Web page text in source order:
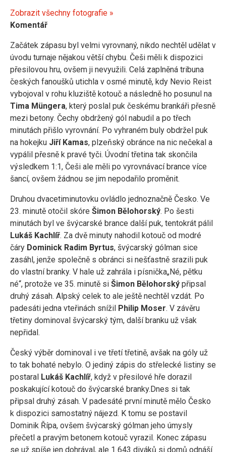
Zobrazit všechny fotografie »
Komentář
Začátek zápasu byl velmi vyrovnaný, nikdo nechtěl udělat v
úvodu turnaje nějakou větší chybu. Češi měli k dispozici
přesilovou hru, ovšem ji nevyužili. Celá zaplněná tribuna
českých fanoušků utichla v osmé minutě, kdy Nevio Reist
vybojoval v rohu kluziště kotouč a následně ho posunul na
Tima Müngera, který poslal puk českému brankáři přesně
mezi betony. Čechy obdržený gól nabudil a po třech
minutách přišlo vyrovnání. Po vyhraném buly obdržel puk
na hokejku Jiří Kamas, plzeňský obránce na nic nečekal a
vypálil přesně k pravé tyči. Úvodní třetina tak skončila
výsledkem 1:1, Češi ale měli po vyrovnávací brance více
šancí, ovšem žádnou se jim nepodařilo proměnit.
Druhou dvacetiminutovku ovládlo jednoznačně Česko. Ve
23. minutě otočil skóre Šimon Bělohorský. Po šesti
minutách byl ve švýcarské brance další puk, tentokrát pálil
Lukáš Kachlíř. Za dvě minuty nahodil kotouč od modré
čáry Dominick Radim Byrtus, švýcarský gólman sice
zasáhl, jenže společně s obránci si nešťastně srazili puk
do vlastní branky. V hale už zahrála i písnička„Né, pětku
né“, protože ve 35. minutě si Šimon Bělohorský připsal
druhý zásah. Alpský celek to ale ještě nechtěl vzdát. Po
padesáti jedna vteřinách snížil Philip Moser. V závěru
třetiny dominoval švýcarský tým, další branku už však
nepřidal.
Český výběr dominoval i ve třetí třetině, avšak na góly už
to tak bohaté nebylo. O jediný zápis do střelecké listiny se
postaral Lukáš Kachlíř, když v přesilové hře dorazil
poskakující kotouč do švýcarské branky.Dnes si tak
připsal druhý zásah. V padesáté první minutě mělo Česko
k dispozici samostatný nájezd. K tomu se postavil
Dominik Řípa, ovšem švýcarský gólman jeho úmysly
přečetl a pravým betonem kotouč vyrazil. Konec zápasu
se už spíše jen dohrával, ale 1 643 diváků si domů odnáší